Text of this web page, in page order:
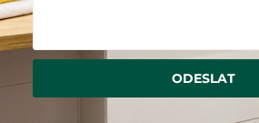
ODESLAT